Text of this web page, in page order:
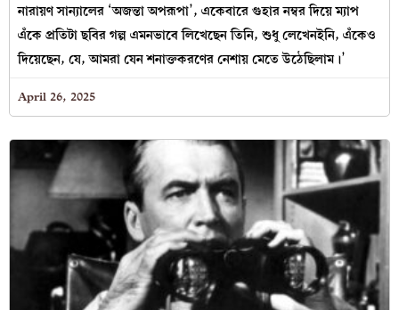
নারায়ণ সান্যালের ‘অজন্তা অপরূপা’, একেবারে গুহার নম্বর দিয়ে ম্যাপ
এঁকে প্রতিটা ছবির গল্প এমনভাবে লিখেছেন তিনি, শুধু লেখেনইনি, এঁকেও
দিয়েছেন, যে, আমরা যেন শনাক্তকরণের নেশায় মেতে উঠেছিলাম।’
April 26, 2025